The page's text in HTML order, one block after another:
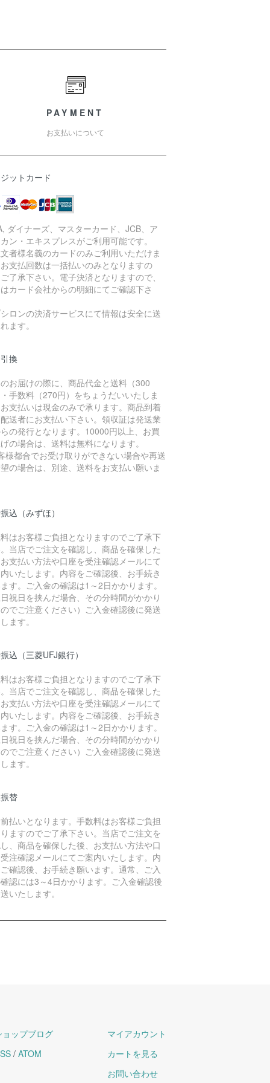
PAYMENT
お支払いについて
ットカード
ダイナーズ、マスターカード、JCB、ア
ン・エキスプレスがご利用可能です。
者様名義のカードのみご利用いただけま
支払回数は一括払いのみとなりますの
了承下さい。電子決済となりますので、
カード会社からの明細にてご確認下さ
ロンの決済サービスにて情報は安全に送
ます。
換
お届けの際に、商品代金と送料（300
手数料（270円）をちょうだいいたしま
支払いは現金のみで承ります。商品到着
送者にお支払い下さい。領収証は発送業
の発行となります。10000円以上、お買
の場合は、送料は無料になります。
様都合でお受け取りができない場合や再送
の場合は、別途、送料をお支払い願いま
込（みずほ）
はお客様ご負担となりますのでご了承下
当店でご注文を確認し、商品を確保した
支払い方法や口座を受注確認メールにて
いたします。内容をご確認後、お手続き
す。ご入金の確認は1～2日かかります。
日祝日を挟んだ場合、その分時間がかかり
でご注意ください）ご入金確認後に発送
ます。
込（三菱UFJ銀行）
はお客様ご負担となりますのでご了承下
当店でご注文を確認し、商品を確保した
支払い方法や口座を受注確認メールにて
いたします。内容をご確認後、お手続き
す。ご入金の確認は1～2日かかります。
日祝日を挟んだ場合、その分時間がかかり
でご注意ください）ご入金確認後に発送
ます。
替
払いとなります。手数料はお客様ご負担
ますのでご了承下さい。当店でご注文を
、商品を確保した後、お支払い方法や口
注確認メールにてご案内いたします。内
確認後、お手続き願います。通常、ご入
認には3～4日かかります。ご入金確認後
いたします。
ョップブログ
/ ATOM
マイアカウント
カートを見る
お問い合わせ